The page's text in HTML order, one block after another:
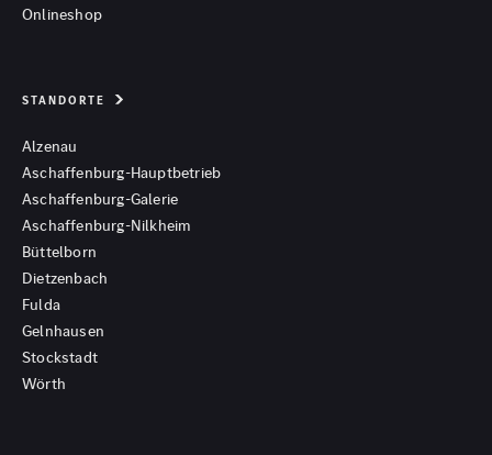
Onlineshop
STANDORTE
Alzenau
Aschaffenburg-Hauptbetrieb
Aschaffenburg-Galerie
Aschaffenburg-Nilkheim
Büttelborn
Dietzenbach
Fulda
Gelnhausen
Stockstadt
Wörth